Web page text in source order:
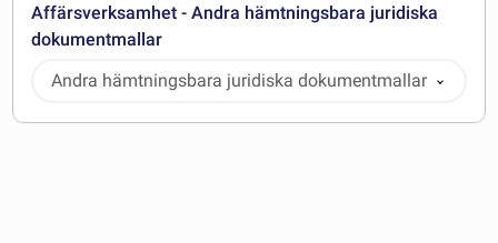
Affärsverksamhet - Andra hämtningsbara juridiska
dokumentmallar
Andra hämtningsbara juridiska dokumentmallar